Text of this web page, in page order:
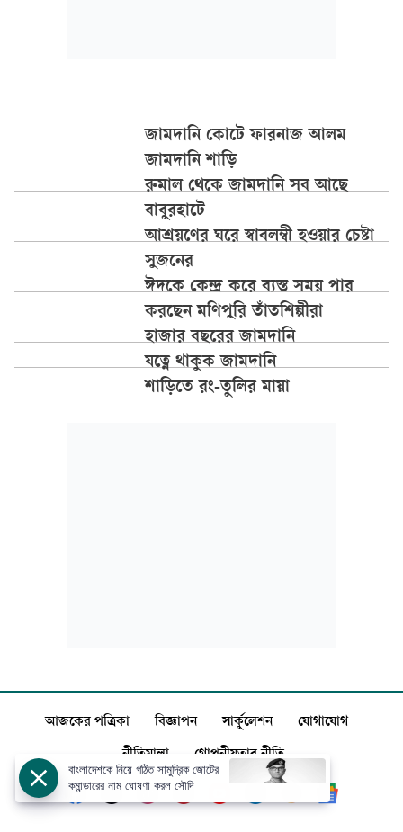
জামদানি কোটে ফারনাজ আলম
জামদানি শাড়ি
রুমাল থেকে জামদানি সব আছে
বাবুরহাটে
আশ্রয়ণের ঘরে স্বাবলম্বী হওয়ার চেষ্টা
সুজনের
ঈদকে কেন্দ্র করে ব্যস্ত সময় পার
করছেন মণিপুরি তাঁতশিল্পীরা
হাজার বছরের জামদানি
যত্নে থাকুক জামদানি
শাড়িতে রং-তুলির মায়া
আজকের পত্রিকা বিজ্ঞাপন সার্কুলেশন যোগাযোগ
নীতিমালা গোপনীয়তার নীতি
বাংলাদেশকে নিয়ে গঠিত সামুদ্রিক জোটের
কমান্ডারের নাম ঘোষণা করল সৌদি